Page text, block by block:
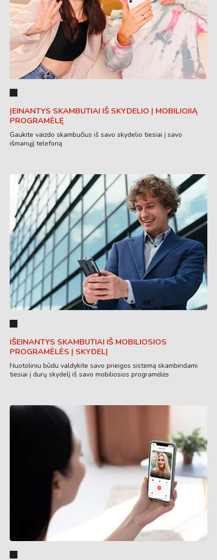
ĮEINANTYS SKAMBUTIAI IŠ SKYDELIO Į MOBILIOJIĄ
PROGRAMĖLĘ
Gaukite vaizdo skambučius iš savo skydelio tiesiai į savo
išmanųjį telefoną
IŠEINANTYS SKAMBUTIAI IŠ MOBILIOSIOS
PROGRAMĖLĖS Į SKYDELĮ
Nuotoliniu būdu valdykite savo prieigos sistemą skambindami
tiesiai į durų skydelį iš savo mobiliosios programėlės